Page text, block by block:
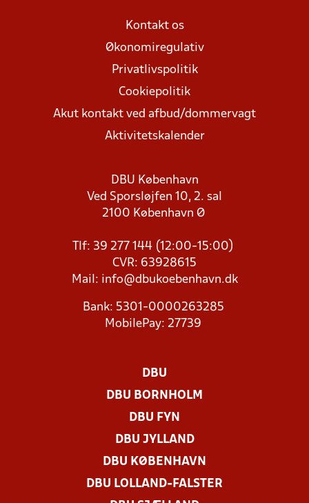
Kontakt os
Økonomiregulativ
Privatlivspolitik
Cookiepolitik
Akut kontakt ved afbud/dommervagt
Aktivitetskalender
DBU København
Ved Sporsløjfen 10, 2. sal
2100 København Ø
Tlf: 39 277 144 (12:00-15:00)
CVR: 63928615
Mail: info@dbukoebenhavn.dk
Bank: 5301-0000263285
MobilePay: 27739
DBU
DBU BORNHOLM
DBU FYN
DBU JYLLAND
DBU KØBENHAVN
DBU LOLLAND-FALSTER